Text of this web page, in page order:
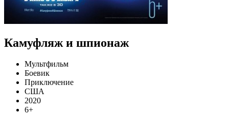
Камуфляж и шпионаж
Мультфильм
Боевик
Приключение
США
2020
6+